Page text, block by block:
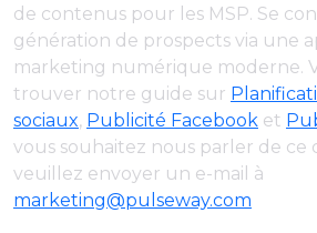
de contenus pour les MSP. Se
génération de prospects via une
marketing numérique moderne.
trouver notre guide sur
sociaux, Publicité Facebook et
vous souhaitez nous parler de ce
veuillez envoyer un e-mail à
marketing@pulseway.com